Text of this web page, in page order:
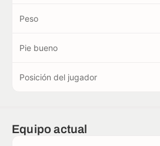
Peso
Pie bueno
Posición del jugador
Equipo actual